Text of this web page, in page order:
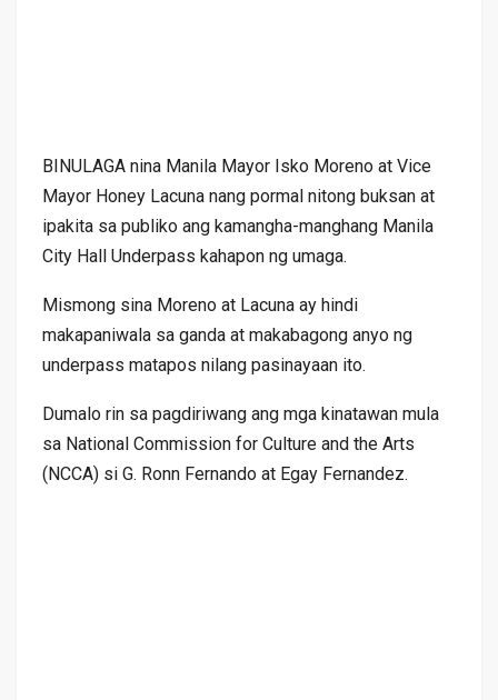
BINULAGA nina Manila Mayor Isko Moreno at Vice
Mayor Honey Lacuna nang pormal nitong buksan at
ipakita sa publiko ang kamangha-manghang Manila
City Hall Underpass kahapon ng umaga.
Mismong sina Moreno at Lacuna ay hindi
makapaniwala sa ganda at makabagong anyo ng
underpass matapos nilang pasinayaan ito.
Dumalo rin sa pagdiriwang ang mga kinatawan mula
sa National Commission for Culture and the Arts
(NCCA) si G. Ronn Fernando at Egay Fernandez.